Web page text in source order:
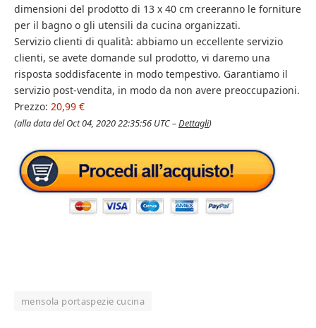
dimensioni del prodotto di 13 x 40 cm creeranno le forniture
per il bagno o gli utensili da cucina organizzati.
Servizio clienti di qualità: abbiamo un eccellente servizio
clienti, se avete domande sul prodotto, vi daremo una
risposta soddisfacente in modo tempestivo. Garantiamo il
servizio post-vendita, in modo da non avere preoccupazioni.
Prezzo: 20,99 €
(alla data del Oct 04, 2020 22:35:56 UTC –Dettagli)
mensola portaspezie cucina